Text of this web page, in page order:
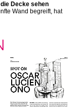
Decke sehen
Wand begreift, hat